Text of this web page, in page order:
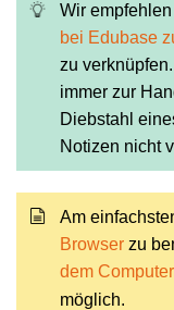
Wir
bei Edubase
zu
immer zur
Diebstahl
Notizen nicht
Am
Browser zu
dem Computer
möglich.